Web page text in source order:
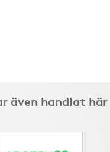
även handlat här